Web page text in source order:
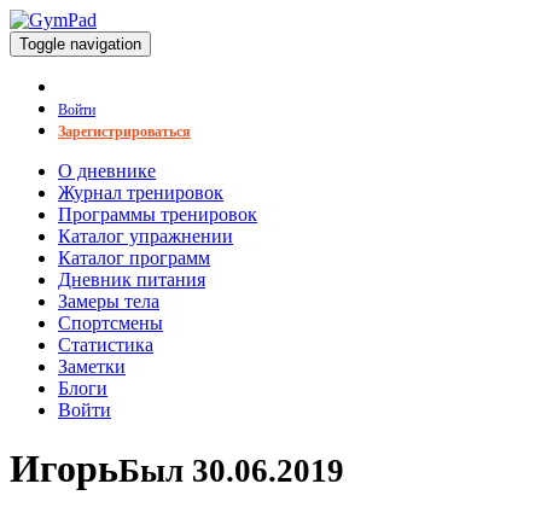
Toggle navigation
Войти
Зарегистрироваться
О дневнике
Журнал тренировок
Программы тренировок
Каталог упражнении
Каталог программ
Дневник питания
Замеры тела
Спортсмены
Статистика
Заметки
Блоги
Войти
ИгорьБыл 30.06.2019